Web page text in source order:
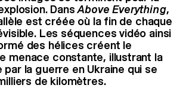
DansAbove Everything,
est créée où la fin de chaque
Les séquences vidéo ainsi
des hélices créent le
menace constante, illustrant la
la guerre en Ukraine qui se
de kilomètres.